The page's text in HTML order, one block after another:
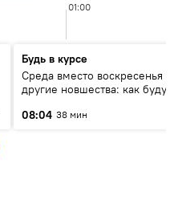
01:00
Будь в курсе
Среда вместо воскресенья и
другие новшества: как будут
08:04 38 мин